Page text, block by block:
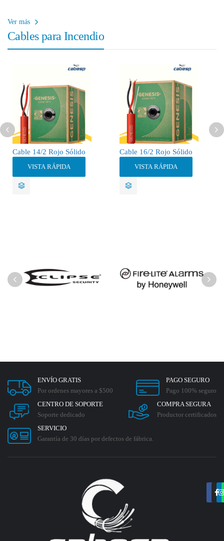
o
s)
d
u
s)
Cables para Incendio
Ver más
Cable 14/2 Rojo Sólido
VISTA RÁPIDA
Cable 16/2 Rojo Sólido
VISTA RÁPIDA
ENVÍO GRATIS
Por ordenes mayores a $500
PAGO SEGURO
Pago 100% seguro
CENTRO DE SOPORTE
Soporte dedicado
COMPRA SEGURA
Productor certificados
SERVICIO
Garantía de 30 días por defectos de fábrica.